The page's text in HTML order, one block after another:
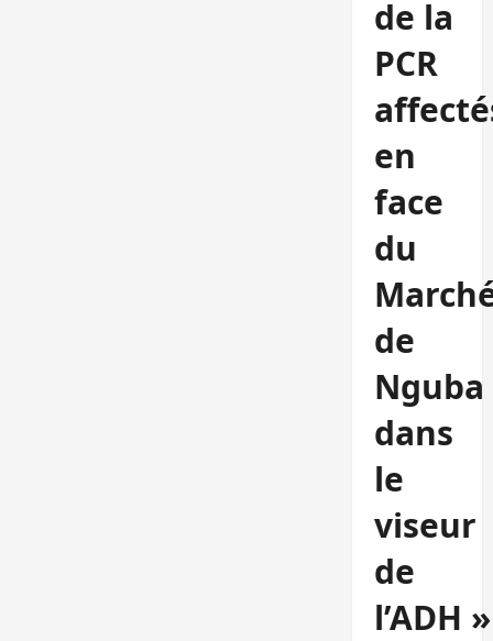
de la
PCR
en
face
du
de
Nguba
dans
le
viseur
de
l’ADH »